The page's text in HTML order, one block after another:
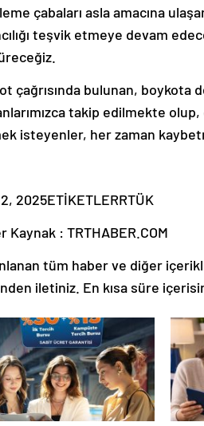
çabaları asla amacına
teşvik etmeye devam
çağrısında bulunan,
takip edilmekte
isteyenler, her zaman
2025ETİKETLERRTÜK
Kaynak : TRTHABER.COM
tüm haber ve diğer
iletiniz. En kısa süre